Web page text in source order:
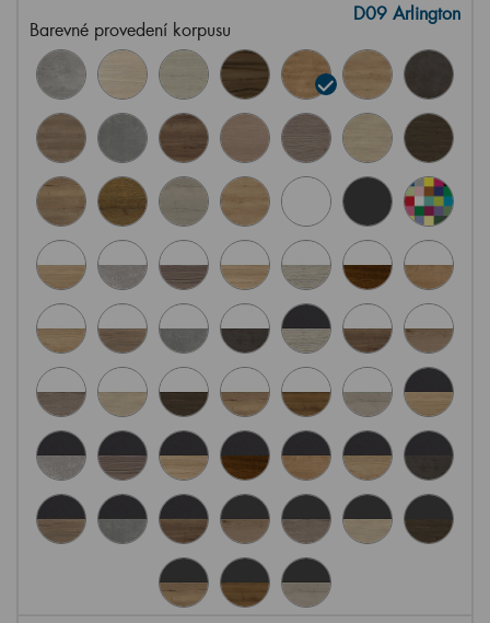
Barevné provedení korpusu
D09 Arlington